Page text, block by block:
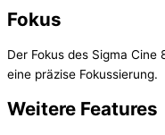
Fokus
Der Fokus des Sigma
eine präzise Fokussierung.
Weitere Features